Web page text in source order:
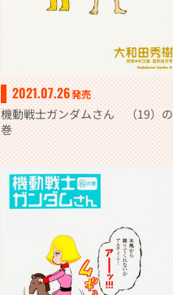
2021.07.26発売
機動戦士ガンダムさん （19）の
巻